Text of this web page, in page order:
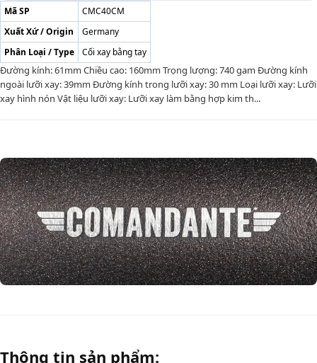
Mã SP
CMC40CM
Xuất Xứ / Origin
Germany
Phân Loại / Type
Cối xay bằng tay
Đường kính: 61mm Chiều cao: 160mm Trọng lượng: 740 gam Đường kính
ngoài lưỡi xay: 39mm Đường kính trong lưỡi xay: 30 mm Loại lưỡi xay: Lưỡi
xay hình nón Vật liệu lưỡi xay: Lưỡi xay làm bằng hợp kim th...
Thông tin sản phẩm: